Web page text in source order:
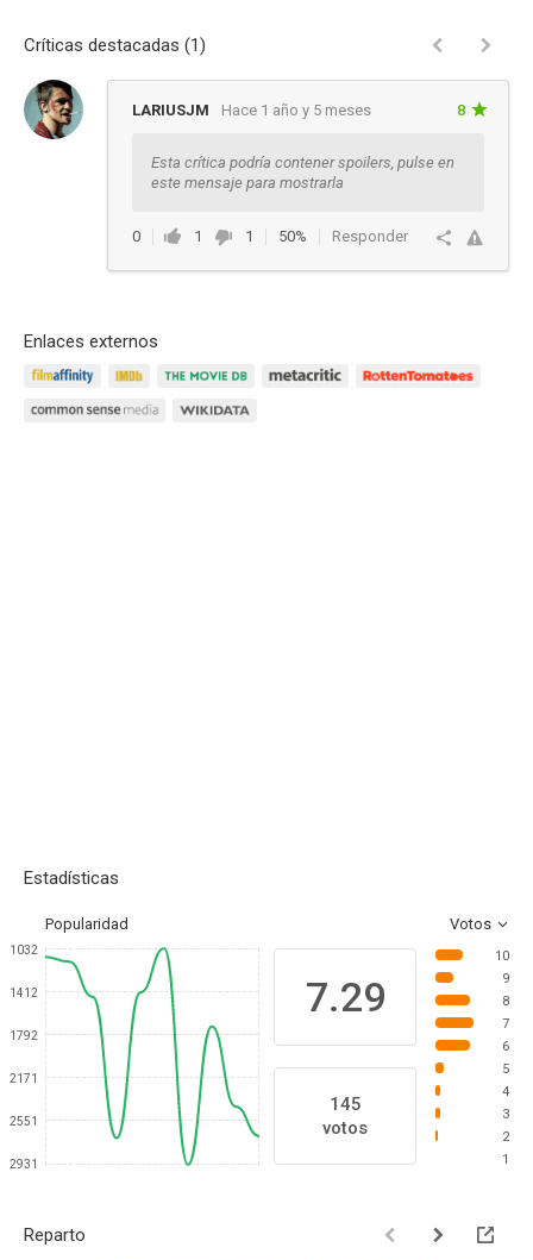
Críticas destacadas (1)
LARIUSJM Hace 1 año y 5 meses 8
Esta crítica podría contener spoilers, pulse en
este mensaje para mostrarla
0 1 1 50% Responder
Enlaces externos
Estadísticas
Popularidad Votos
1032
1412
1792
2171
2551
2931
7.29
145
votos
10
9
8
7
6
5
4
3
2
1
Reparto